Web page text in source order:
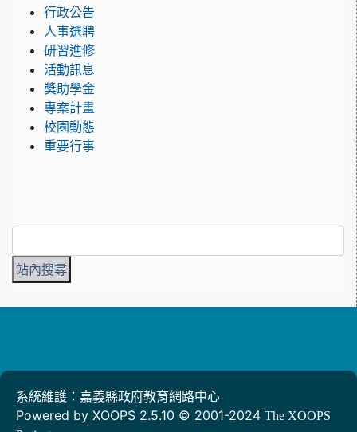
行政公告
人事選聘
研習進修
活動訊息
獎助學金
專案計畫
校園動態
重要行事
系統維護：嘉義縣政府教育網路中心
Powered by XOOPS 2.5.10 © 2001-2024 The XOOPS